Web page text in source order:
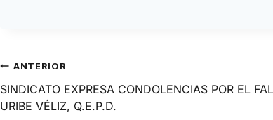
ANTERIOR
SINDICATO EXPRESA CONDOLENCIAS POR EL
URIBE VÉLIZ, Q.E.P.D.